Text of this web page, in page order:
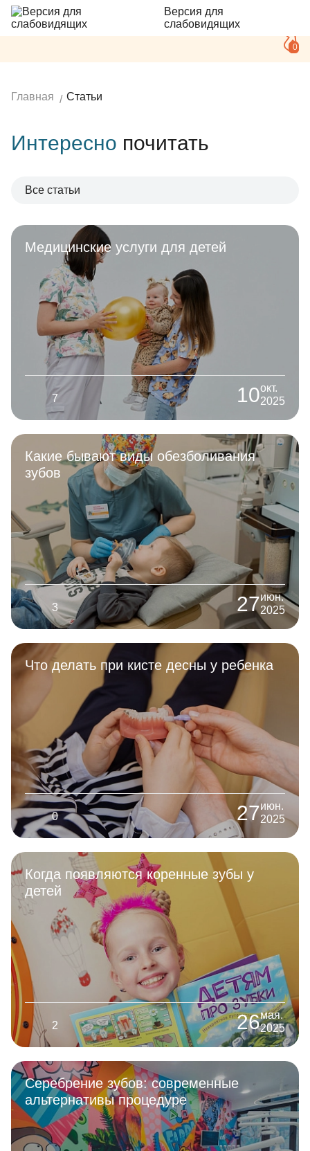
Версия для
слабовидящих
0
Главная Статьи
Интересно почитать
Все статьи
Медицинские услуги для детей
7 10окт.
2025
Какие бывают виды обезболивания
зубов
3 27июн.
2025
Что делать при кисте десны у ребенка
0 27июн.
2025
Когда появляются коренные зубы у
детей
2 26мая.
2025
Серебрение зубов: современные
альтернативы процедуре